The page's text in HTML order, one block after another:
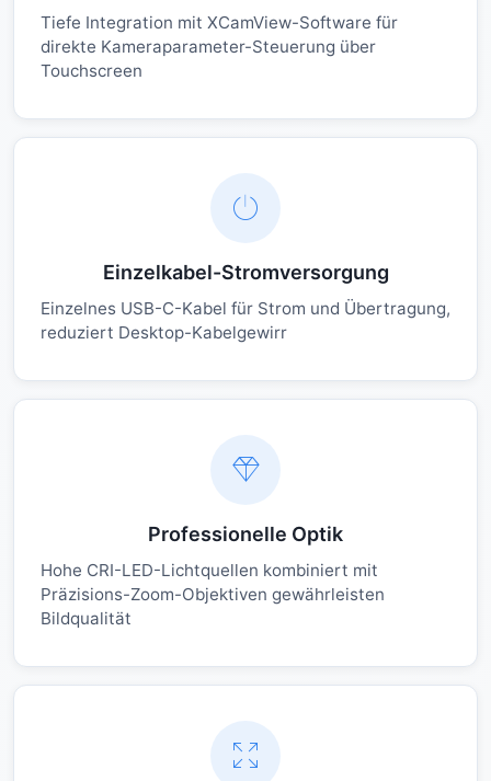
Tiefe Integration mit XCamView-Software für
direkte Kameraparameter-Steuerung über
Touchscreen
Einzelkabel-Stromversorgung
Einzelnes USB-C-Kabel für Strom und Übertragung,
reduziert Desktop-Kabelgewirr
Professionelle Optik
Hohe CRI-LED-Lichtquellen kombiniert mit
Präzisions-Zoom-Objektiven gewährleisten
Bildqualität